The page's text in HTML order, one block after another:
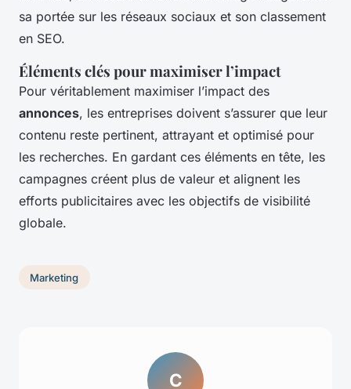
sa portée sur les réseaux sociaux et son classement
en SEO.
Éléments clés pour maximiser l’impact
Pour véritablement maximiser l’impact des
annonces, les entreprises doivent s’assurer que leur
contenu reste pertinent, attrayant et optimisé pour
les recherches. En gardant ces éléments en tête, les
campagnes créent plus de valeur et alignent les
efforts publicitaires avec les objectifs de visibilité
globale.
Marketing
C